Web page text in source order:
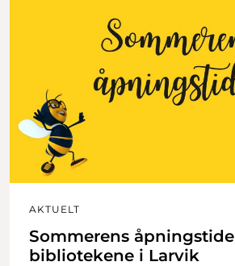
AKTUELT
Sommerens
bibliotekene i Larvik